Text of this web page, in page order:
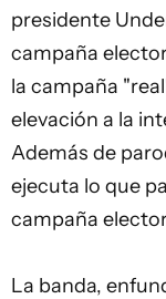
presidente
campaña
la campaña
elevación a la
Además de
ejecuta lo que
campaña
La banda,